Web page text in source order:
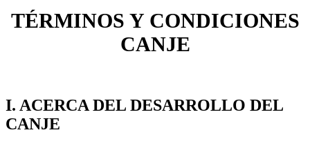
TÉRMINOS Y CONDICIONES
CANJE
I. ACERCA DEL DESARROLLO DEL
CANJE